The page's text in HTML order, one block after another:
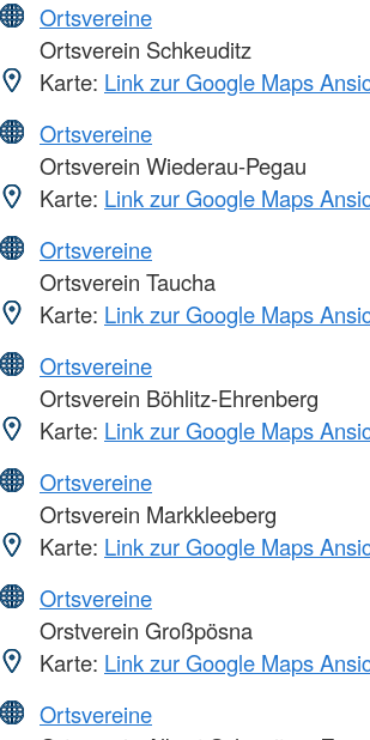
Ortsvereine
Ortsverein Schkeuditz
Karte: Link zur Google Maps
Ortsvereine
Ortsverein Wiederau-Pegau
Karte: Link zur Google Maps
Ortsvereine
Ortsverein Taucha
Karte: Link zur Google Maps
Ortsvereine
Ortsverein Böhlitz-Ehrenberg
Karte: Link zur Google Maps
Ortsvereine
Ortsverein Markkleeberg
Karte: Link zur Google Maps
Ortsvereine
Orstverein Großpösna
Karte: Link zur Google Maps
Ortsvereine